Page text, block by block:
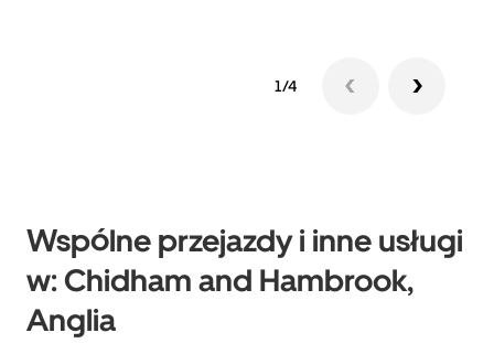
1/4
Wspólne przejazdy i inne usługi
w: Chidham and Hambrook,
Anglia